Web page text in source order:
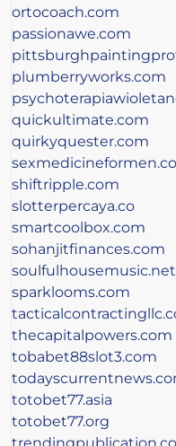
ortocoach.com
passionawe.com
plumberryworks.com
quickultimate.com
quirkyquester.com
shiftripple.com
slotterpercaya.co
smartcoolbox.com
sohanjitfinances.com
soulfulhousemusic.net
sparklooms.com
thecapitalpowers.com
tobabet88slot3.com
totobet77.asia
totobet77.org